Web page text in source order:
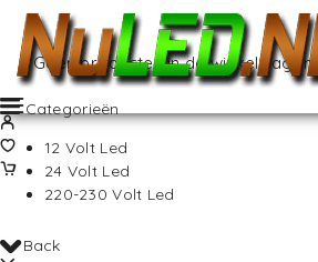
Geen producten in de winkelwagen.
Back
Categorieën
12 Volt Led
24 Volt Led
220-230 Volt Led